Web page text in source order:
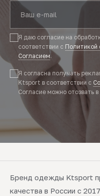
Я даю согласие на
соответствии с Политикой
Согласием.
Я согласна получать
Ktsport в соответствии с
Согласие можно отозвать
Бренд одежды Ktsport
качества в России с